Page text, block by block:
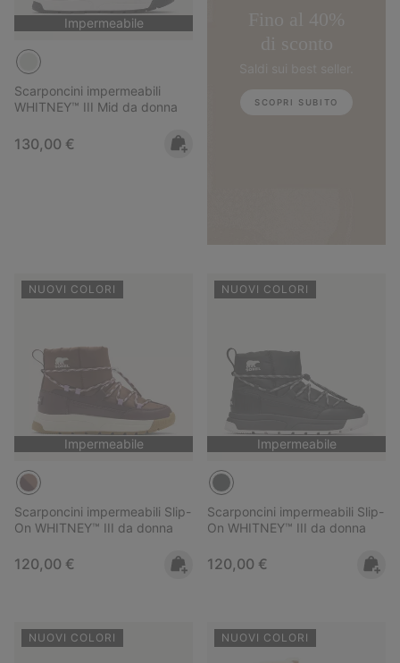
Impermeabile
Scarponcini impermeabili
WHITNEY™ III Mid da donna
Regular price:
130,00 €
SCOPRI SUBITO
NUOVI COLORI
Impermeabile
Scarponcini impermeabili Slip-
On WHITNEY™ III da donna
Regular price:
120,00 €
NUOVI COLORI
Impermeabile
Scarponcini impermeabili Slip-
On WHITNEY™ III da donna
Regular price:
120,00 €
NUOVI COLORI NUOVI COLORI